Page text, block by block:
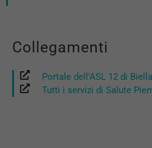
Collegamenti
Portale dell'ASL 12 di Biella
Tutti i servizi di Salute